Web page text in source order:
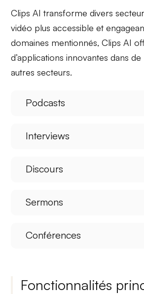
Clips AI transforme divers
vidéo plusaccessible et
domaines mentionnés, Clips AI
d’applications innovantes dans
autres secteurs.
Podcasts
Interviews
Discours
Sermons
Conférences
Fonctionnalités